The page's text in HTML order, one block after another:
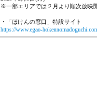
※一部エリアでは２月より順次放映
・「ほけんの窓口」特設サイト
https://www.egao-